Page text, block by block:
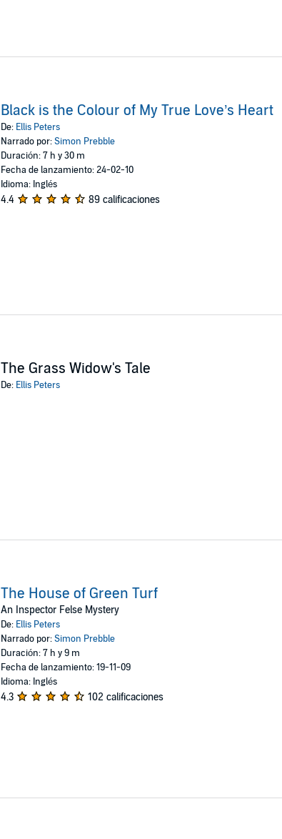
Black is the Colour of My True Love’s Heart
De: Ellis Peters
Narrado por:Simon Prebble
Duración: 7 h y 30 m
Fecha de lanzamiento: 24-02-10
Idioma: Inglés
4.4 89 calificaciones
The Grass Widow's Tale
De: Ellis Peters
The House of Green Turf
An Inspector Felse Mystery
De: Ellis Peters
Narrado por:Simon Prebble
Duración: 7 h y 9 m
Fecha de lanzamiento: 19-11-09
Idioma: Inglés
4.3 102 calificaciones